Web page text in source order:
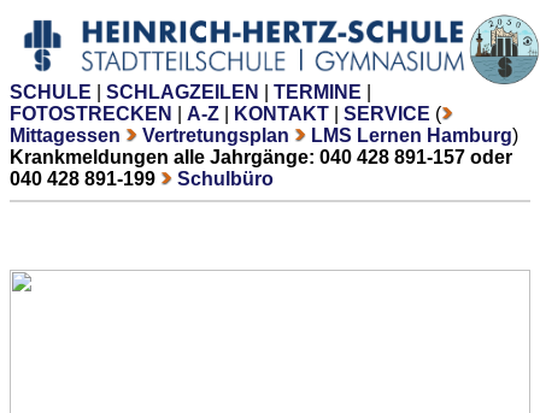
SCHULE SCHLAGZEILEN TERMINE
FOTOSTRECKEN
A-Z KONTAKT SERVICE (
Mittagessen
Vertretungsplan LMS Lernen Hamburg)
Krankmeldungen alle Jahrgänge: 040 428 891-157 oder
040 428 891-199
Schulbüro